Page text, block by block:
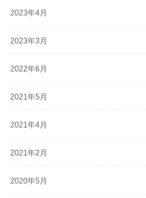
2023年4月
2023年3月
2022年6月
2021年5月
2021年4月
2021年2月
2020年5月